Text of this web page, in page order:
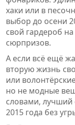
хаки или в
выбор до осени
свой гардероб
сюрпризов.
А если всё ещё
вторую жизнь
или
но не модные
словами, лучший
2015 года без